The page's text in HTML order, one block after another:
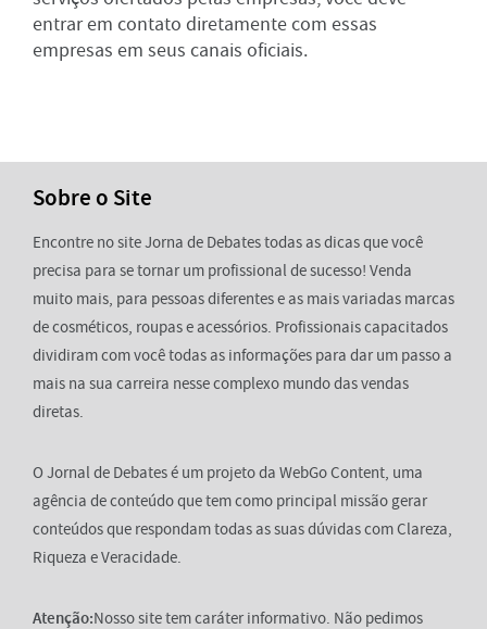
entrar em contato diretamente com essas
empresas em seus canais oficiais.
Sobre o Site
Encontre no site Jorna de Debates todas as dicas que você
precisa para se tornar um profissional de sucesso! Venda
muito mais, para pessoas diferentes e as mais variadas marcas
de cosméticos, roupas e acessórios. Profissionais capacitados
dividiram com você todas as informações para dar um passo a
mais na sua carreira nesse complexo mundo das vendas
diretas.
O Jornal de Debates é um projeto da WebGo Content, uma
agência de conteúdo que tem como principal missão gerar
conteúdos que respondam todas as suas dúvidas com Clareza,
Riqueza e Veracidade.
Atenção:Nosso site tem caráter informativo. Não pedimos